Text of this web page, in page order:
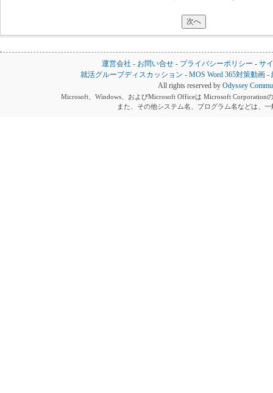
運営会社 - お問い合せ - プライバシーポリシー - サ
就活グループディスカッション -MOS Word 365対策動画 -
All rights reserved by Odyssey
Microsoft、Windows、およびMicrosoft Officeは Microsoft Corporation
また、その他システム名、プログラム名などは、